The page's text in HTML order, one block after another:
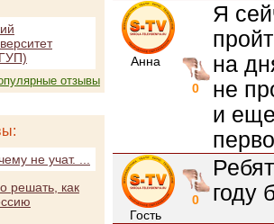
Анна
0
Я
на
не
и
Гость
0
году
отзывы
не учат. ...
решать, как